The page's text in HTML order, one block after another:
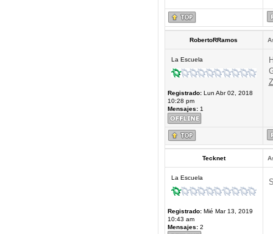
RobertoRRamos
La Escuela
Registrado:Lun Abr 02, 2018
10:28 pm
Mensajes:1
Tecknet
La Escuela
Registrado:Mié Mar 13, 2019
10:43 am
Mensajes:2